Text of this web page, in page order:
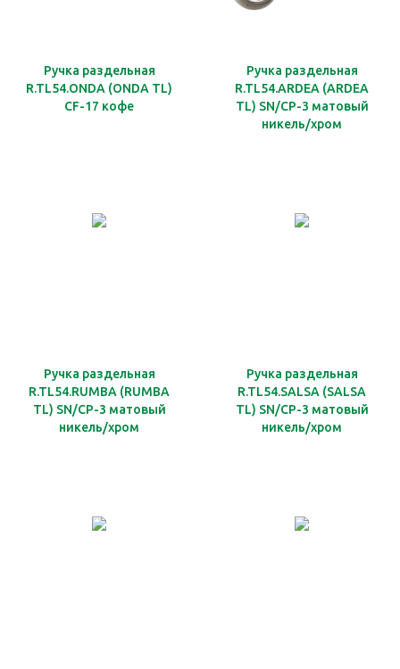
Ручка раздельная
R.TL54.ONDA (ONDA TL)
CF-17 кофе
Ручка раздельная
R.TL54.ARDEA (ARDEA
TL) SN/CP-3 матовый
никель/хром
Ручка раздельная
R.TL54.RUMBA (RUMBA
TL) SN/CP-3 матовый
никель/хром
Ручка раздельная
R.TL54.SALSA (SALSA
TL) SN/CP-3 матовый
никель/хром